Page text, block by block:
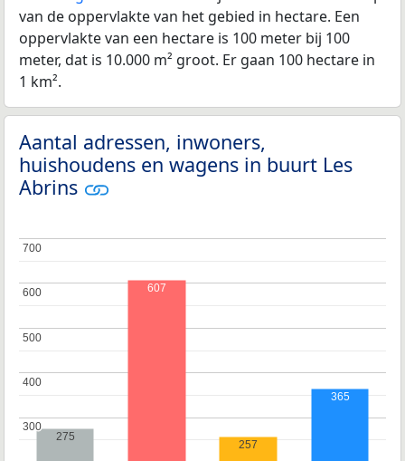
van de oppervlakte van het gebied in hectare. Een
oppervlakte van een hectare is 100 meter bij 100
meter, dat is 10.000 m² groot. Er gaan 100 hectare in
1 km².
Aantal adressen, inwoners,
huishoudens en wagens in buurt Les
Abrins
300
300
400
400
500
500
600
600
700
700
275
607
257
365